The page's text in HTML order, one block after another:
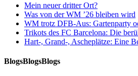
Mein neuer dritter Ort?
Was von der WM ’26 bleiben wird
WM trotz DFB-Aus: Gartenparty
Trikots des FC Barcelona: Die
Hart-, Grand-, Ascheplätze: Eine
BlogsBlogsBlogs